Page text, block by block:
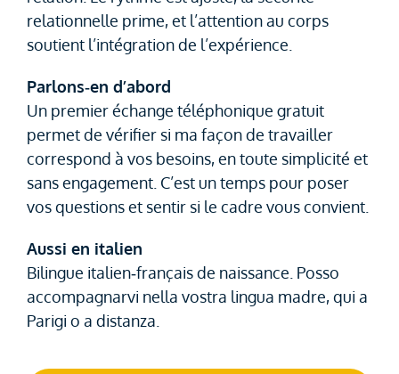
relationnelle prime, et l’attention au corps
soutient l’intégration de l’expérience.
Parlons‑en d’abord
Un premier échange téléphonique gratuit
permet de vérifier si ma façon de travailler
correspond à vos besoins, en toute simplicité et
sans engagement. C’est un temps pour poser
vos questions et sentir si le cadre vous convient.
Aussi en italien
Bilingue italien‑français de naissance. Posso
accompagnarvi nella vostra lingua madre, qui a
Parigi o a distanza.